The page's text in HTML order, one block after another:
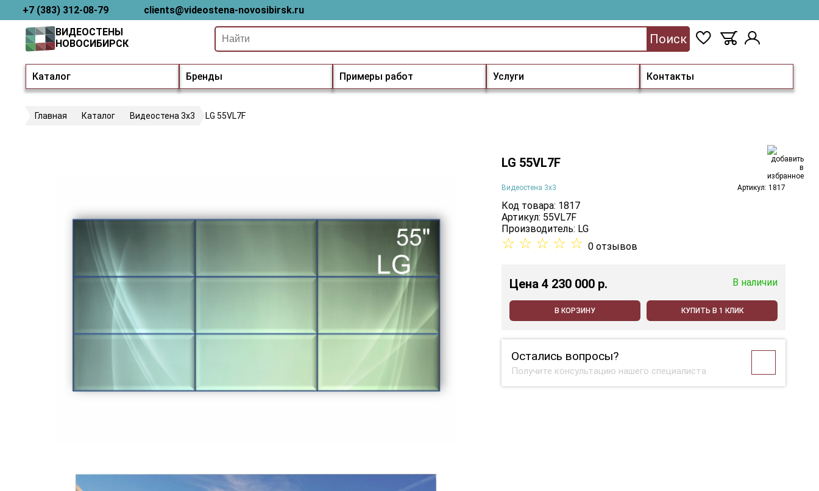
+7 (383) 312-08-79 clients@videostena-novosibirsk.ru
Каталог Бренды Примеры работ Услуги Контакты
ВИДЕОСТЕНЫ
НОВОСИБИРСК
Поиск
Главная Каталог Видеостена 3х3 LG 55VL7F
LG 55VL7F
Видеостена 3х3 Артикул: 1817
Код товара: 1817
Артикул: 55VL7F
Производитель: LG
☆ ☆ ☆ ☆ ☆ 0 отзывов
Цена4 230 000 p. В наличии
В КОРЗИНУ КУПИТЬ В 1 КЛИК
Остались вопросы?
Получите консультацию нашего специалиста